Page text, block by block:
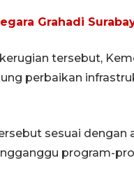
Grahadi
tersebut,
perbaikan
sesuai dengan
program-